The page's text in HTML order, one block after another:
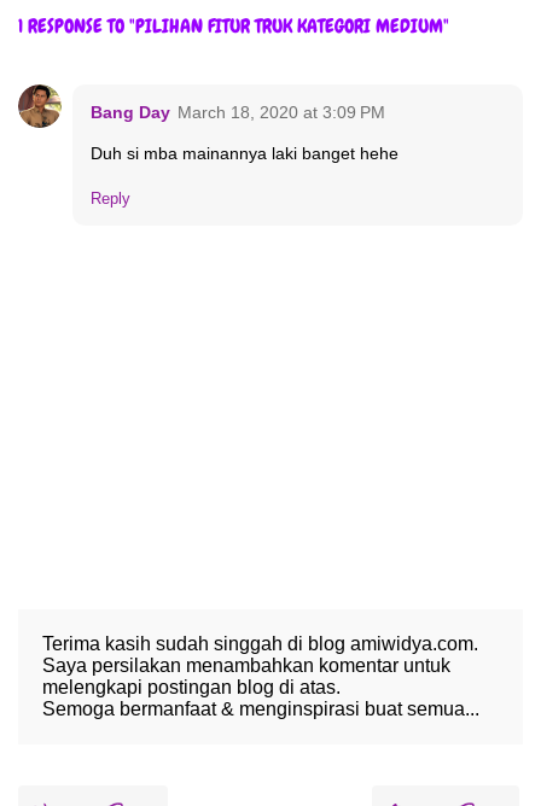
1 RESPONSE TO "PILIHAN FITUR TRUK KATEGORI MEDIUM"
Bang Day March 18, 2020 at 3:09 PM
Duh si mba mainannya laki banget hehe
Reply
Terima kasih sudah singgah di blog amiwidya.com.
Saya persilakan menambahkan komentar untuk
melengkapi postingan blog di atas.
Semoga bermanfaat & menginspirasi buat semua...